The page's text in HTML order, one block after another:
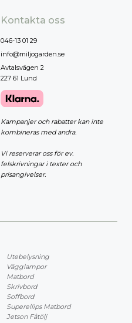
Kontakta oss
046-13 01 29
info@miljogarden.se
Avtalsvägen 2
227 61 Lund
Kampanjer och rabatter kan inte
kombineras med andra.
Vi reserverar oss för ev.
felskrivningar i texter och
prisangivelser.
Utebelysning
Vägglampor
Matbord
Skrivbord
Soffbord
Superellips Matbord
Jetson Fåtölj